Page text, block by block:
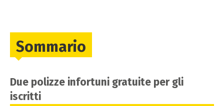
Sommario
Due polizze infortuni gratuite per gli
iscritti